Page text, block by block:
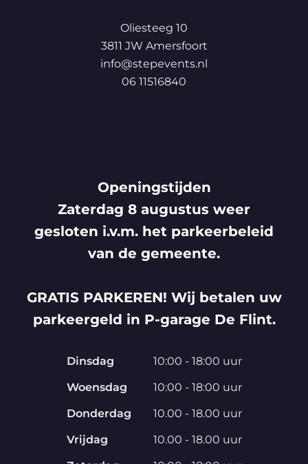
Oliesteeg 10
3811 JW Amersfoort
info@stepevents.nl
06 11516840
Openingstijden
Zaterdag 8 augustus weer
gesloten i.v.m. het parkeerbeleid
van de gemeente.
GRATIS PARKEREN! Wij betalen uw
parkeergeld in P-garage De Flint.
Dinsdag
10:00 - 18:00 uur
Woensdag
10:00 - 18:00 uur
Donderdag
10.00 - 18.00 uur
Vrijdag
10.00 - 18.00 uur